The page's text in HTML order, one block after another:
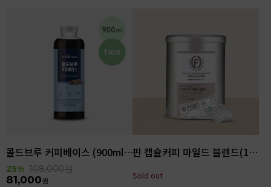
콜드브루 커피베이스 (900ml x 6ea)
25% 108,000원
81,000원
핀 캡슐커피 마일드 블렌드(100입)
Sold out